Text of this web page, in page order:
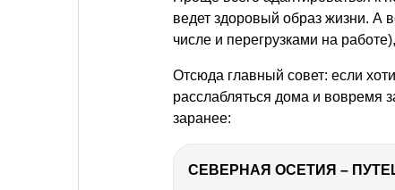
ведет здоровый образ жизни. А
числе и перегрузками на
Отсюда главный совет: если
расслабляться дома и вовремя
заранее:
СЕВЕРНАЯ ОСЕТИЯ –